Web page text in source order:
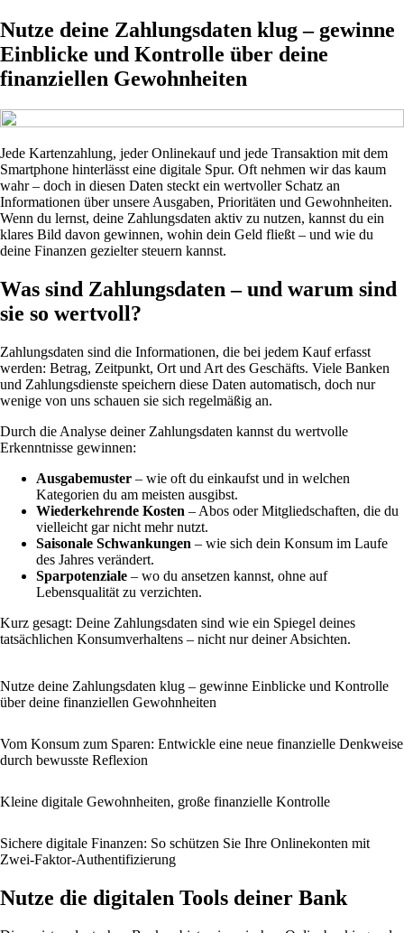
Nutze deine Zahlungsdaten klug – gewinne
Einblicke und Kontrolle über deine
finanziellen Gewohnheiten
Jede Kartenzahlung, jeder Onlinekauf und jede Transaktion mit dem
Smartphone hinterlässt eine digitale Spur. Oft nehmen wir das kaum
wahr – doch in diesen Daten steckt ein wertvoller Schatz an
Informationen über unsere Ausgaben, Prioritäten und Gewohnheiten.
Wenn du lernst, deine Zahlungsdaten aktiv zu nutzen, kannst du ein
klares Bild davon gewinnen, wohin dein Geld fließt – und wie du
deine Finanzen gezielter steuern kannst.
Was sind Zahlungsdaten – und warum sind
sie so wertvoll?
Zahlungsdaten sind die Informationen, die bei jedem Kauf erfasst
werden: Betrag, Zeitpunkt, Ort und Art des Geschäfts. Viele Banken
und Zahlungsdienste speichern diese Daten automatisch, doch nur
wenige von uns schauen sie sich regelmäßig an.
Durch die Analyse deiner Zahlungsdaten kannst du wertvolle
Erkenntnisse gewinnen:
Ausgabemuster – wie oft du einkaufst und in welchen
Kategorien du am meisten ausgibst.
Wiederkehrende Kosten – Abos oder Mitgliedschaften, die du
vielleicht gar nicht mehr nutzt.
Saisonale Schwankungen – wie sich dein Konsum im Laufe
des Jahres verändert.
Sparpotenziale – wo du ansetzen kannst, ohne auf
Lebensqualität zu verzichten.
Kurz gesagt: Deine Zahlungsdaten sind wie ein Spiegel deines
tatsächlichen Konsumverhaltens – nicht nur deiner Absichten.
Nutze deine Zahlungsdaten klug – gewinne Einblicke und Kontrolle
über deine finanziellen Gewohnheiten
Vom Konsum zum Sparen: Entwickle eine neue finanzielle Denkweise
durch bewusste Reflexion
Kleine digitale Gewohnheiten, große finanzielle Kontrolle
Sichere digitale Finanzen: So schützen Sie Ihre Onlinekonten mit
Zwei-Faktor-Authentifizierung
Nutze die digitalen Tools deiner Bank